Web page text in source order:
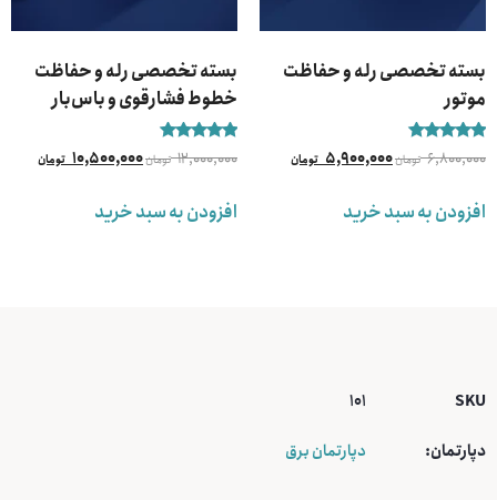
بسته تخصصی رله و حفاظت
موتور
5.00
6,800,000 تومان5,900,000 تومان
افزودن به سبد خرید
بسته تخصصی رله و حفاظت
خطوط فشارقوی و باس‌بار
5.00
12,000,000 تومان10,500,000 تومان
افزودن به سبد خرید
SKU
101
دپارتمان: دپارتمان برق